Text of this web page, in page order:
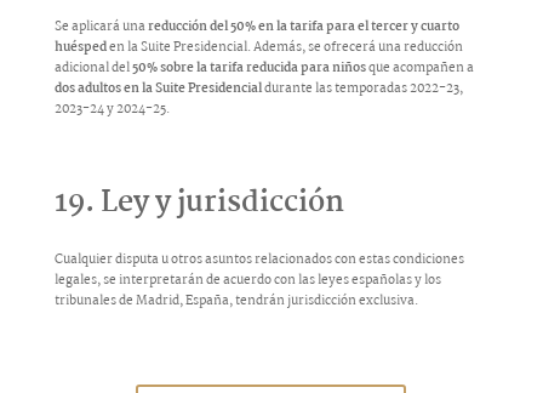
Se aplicará unareducción del 50% en la tarifa para el tercer y cuarto
huéspeden la Suite Presidencial. Además, se ofrecerá una reducción
adicional del50% sobre la tarifa reducida para niñosque acompañen a
dos adultos en la Suite Presidencialdurante las temporadas 2022-23,
2023-24 y 2024-25.
19. Ley y jurisdicción
Cualquier disputa u otros asuntos relacionados con estas condiciones
legales, se interpretarán de acuerdo con las leyes españolas y los
tribunales de Madrid, España, tendrán jurisdicción exclusiva.